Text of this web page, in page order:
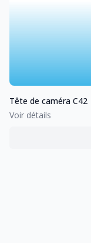
Tête de caméra C42
Voir détails